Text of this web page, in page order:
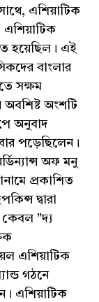
এশিয়াটিক
এশিয়াটিক
হয়েছিল। এই
বাংলার
সক্ষম
অংশটি
অনুবাদ
পড়েছিলেন।
অফ মনু
প্রকাশিত
দ্বারা
কেবল "দ্য
এশিয়াটিক
গঠনে
এশিয়াটিক